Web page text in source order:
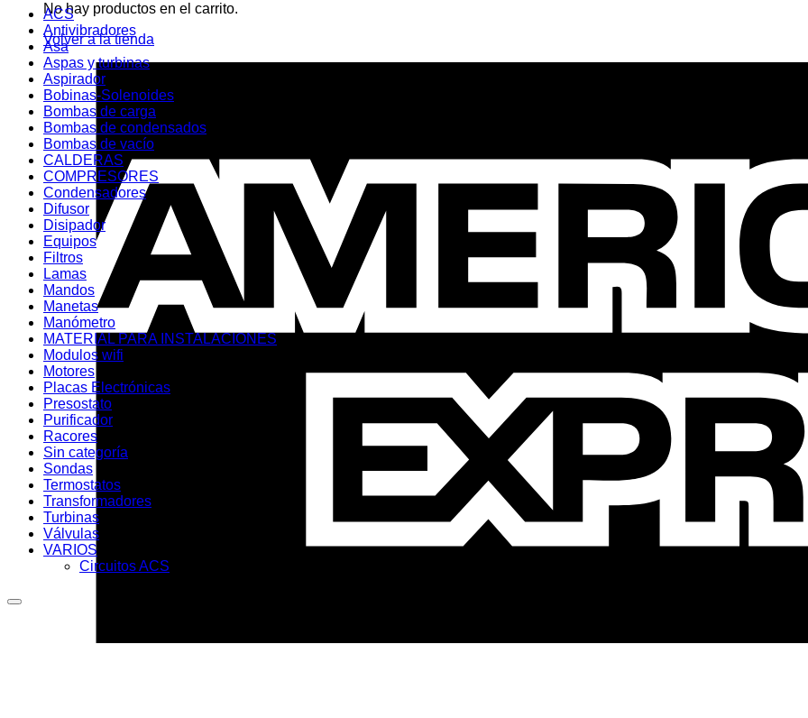
No hay productos en el carrito.
Volver a la tienda
ACS
Antivibradores
Asa
Aspas y turbinas
Aspirador
Bobinas-Solenoides
Bombas de carga
Bombas de condensados
Bombas de vacío
CALDERAS
COMPRESORES
Condensadores
Difusor
Disipador
Equipos
Filtros
Lamas
Mandos
Manetas
Manómetro
MATERIAL PARA INSTALACIONES
Modulos wifi
Motores
Placas Electrónicas
Presostato
Purificador
Racores
Sin categoría
Sondas
Termostatos
Transformadores
Turbinas
Válvulas
VARIOS
Circuitos ACS